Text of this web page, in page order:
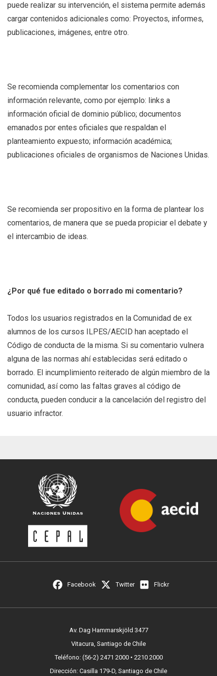
puede realizar su intervención, el sistema permite además
cargar contenidos adicionales como: Proyectos, informes,
publicaciones, imágenes, entre otro.
Se recomienda complementar los comentarios con
información relevante, como por ejemplo: links a
información oficial de dominio público; documentos
emanados por entes oficiales que respaldan el
planteamiento expuesto; información académica;
publicaciones oficiales de organismos de Naciones Unidas.
Se recomienda ser propositivo en la forma de plantear los
comentarios, de manera que se pueda propiciar el debate y
el intercambio de ideas.
¿Por qué fue editado o borrado mi comentario?
Todos los usuarios registrados en la Comunidad de ex
alumnos de los cursos ILPES/AECID han aceptado el
Código de conducta de la misma. Si su comentario vulnera
alguna de las normas ahí establecidas será editado o
borrado. El incumplimiento reiterado de algún miembro de la
comunidad, así como las faltas graves al código de
conducta, pueden conducir a la cancelación del registro del
usuario infractor.
Facebook Twitter Flickr
Av. Dag Hammarskjöld 3477
Vitacura, Santiago de Chile
Teléfono: (56-2) 2471 2000 • 2210 2000
Dirección: Casilla 179-D, Santiago de Chile